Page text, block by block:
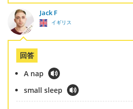
Jack F
イギリス
回答
A nap
small sleep